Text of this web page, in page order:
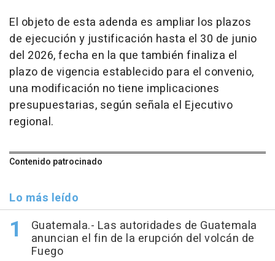
El objeto de esta adenda es ampliar los plazos
de ejecución y justificación hasta el 30 de junio
del 2026, fecha en la que también finaliza el
plazo de vigencia establecido para el convenio,
una modificación no tiene implicaciones
presupuestarias, según señala el Ejecutivo
regional.
Contenido patrocinado
Lo más leído
Guatemala.- Las autoridades de Guatemala
anuncian el fin de la erupción del volcán de
Fuego